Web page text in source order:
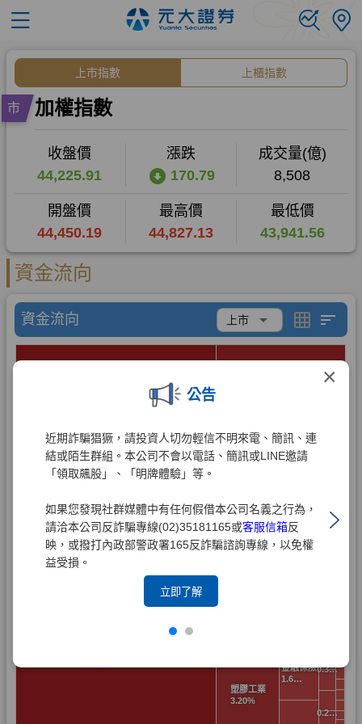
×
公告
近期詐騙猖獗，請投資人切勿輕信不明來電、簡訊、連
結或陌生群組。本公司不會以電話、簡訊或LINE邀請
「領取飆股」、「明牌體驗」等。
如果您發現社群媒體中有任何假借本公司名義之行為，
請洽本公司反詐騙專線(02)35181165或客服信箱反
映，或撥打內政部警政署165反詐騙諮詢專線，以免權
益受損。
立即了解